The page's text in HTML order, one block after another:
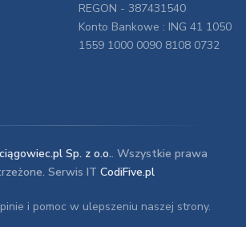
REGON - 387431540
Konto Bankowe : ING 41 1050
1559 1000 0090 8108 0732
Sp. z o.o.. Wszystkie prawa
Serwis IT CodiFive.pl
i pomoc w ulepszeniu naszej strony.